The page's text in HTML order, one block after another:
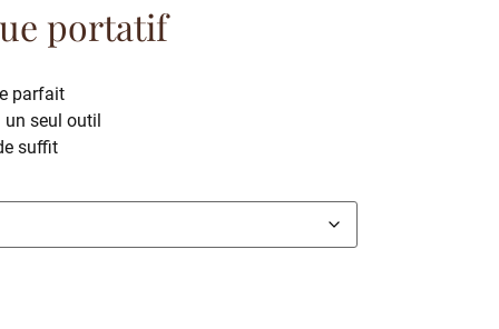
portatif
parfait
seul outil
suffit